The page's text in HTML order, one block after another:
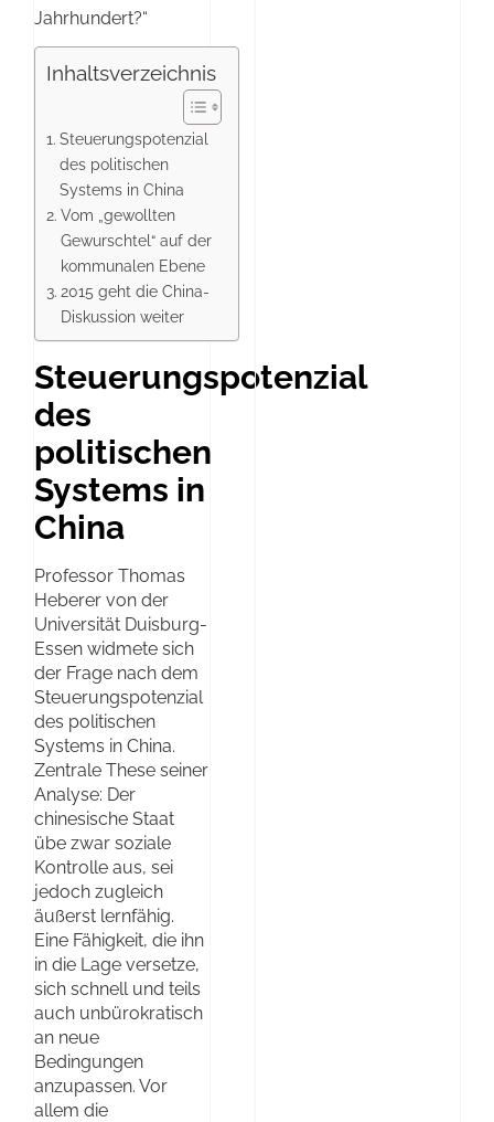
Jahrhundert?“
Inhaltsverzeichnis
Steuerungspotenzial
des politischen
Systems in China
Vom „gewollten
Gewurschtel“ auf der
kommunalen Ebene
2015 geht die China-
Diskussion weiter
Steuerungspotenzial
des
politischen
Systems in
China
Professor Thomas
Heberer von der
Universität Duisburg-
Essen widmete sich
der Frage nach dem
Steuerungspotenzial
des politischen
Systems in China.
Zentrale These seiner
Analyse: Der
chinesische Staat
übe zwar soziale
Kontrolle aus, sei
jedoch zugleich
äußerst lernfähig.
Eine Fähigkeit, die ihn
in die Lage versetze,
sich schnell und teils
auch unbürokratisch
an neue
Bedingungen
anzupassen. Vor
allem die